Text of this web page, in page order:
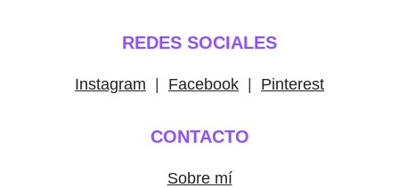
REDES SOCIALES
Instagram Facebook Pinterest
CONTACTO
Sobre mí